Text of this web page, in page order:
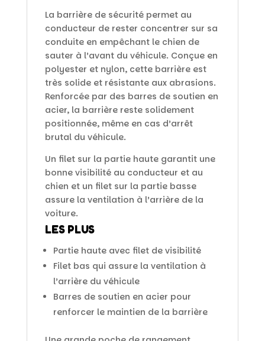
La barrière de sécurité permet au
conducteur de rester concentrer sur sa
conduite en empêchant le chien de
sauter à l’avant du véhicule. Conçue en
polyester et nylon, cette barrière est
très solide et résistante aux abrasions.
Renforcée par des barres de soutien en
acier, la barrière reste solidement
positionnée, même en cas d’arrêt
brutal du véhicule.
Un filet sur la partie haute garantit une
bonne visibilité au conducteur et au
chien et un filet sur la partie basse
assure la ventilation à l’arrière de la
voiture.
LES PLUS
Partie haute avec filet de visibilité
Filet bas qui assure la ventilation à
l’arrière du véhicule
Barres de soutien en acier pour
renforcer le maintien de la barrière